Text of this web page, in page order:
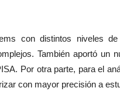
con distintos niveles
También aportó un
Por otra parte, para el
con mayor precisión a